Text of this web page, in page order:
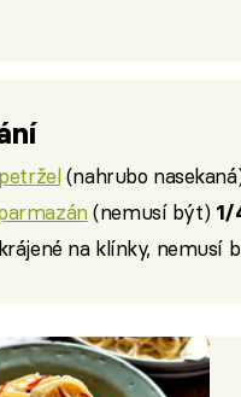
(nahrubo
(nemusí být) 1/
na klínky, nemusí